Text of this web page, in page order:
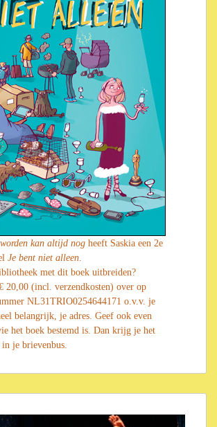
kan altijd nog heeft Saskia een 2e
Je bent niet alleen.
met dit boek uitbreiden?
20,00 (incl. verzendkosten) over op
NL31TRIO0254644171 o.v.v. je
belangrijk, je adres. Geef ook even
het boek bestemd is. Dan krijg je het
in je brievenbus.